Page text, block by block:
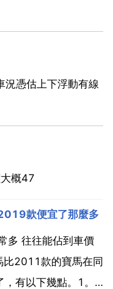
況憑估上下浮動有線
概47
款便宜了那麼多
多 往往能佔到車價
比2011款的寶馬在同
有以下幾點。1。